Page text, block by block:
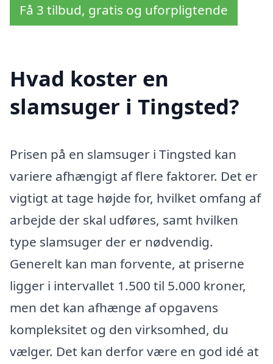
Få 3 tilbud, gratis og uforpligtende
Hvad koster en
slamsuger i Tingsted?
Prisen på en slamsuger i Tingsted kan
variere afhængigt af flere faktorer. Det er
vigtigt at tage højde for, hvilket omfang af
arbejde der skal udføres, samt hvilken
type slamsuger der er nødvendig.
Generelt kan man forvente, at priserne
ligger i intervallet 1.500 til 5.000 kroner,
men det kan afhænge af opgavens
kompleksitet og den virksomhed, du
vælger. Det kan derfor være en god idé at